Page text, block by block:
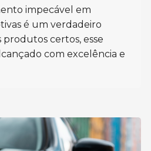
impecável em
é um verdadeiro
produtos certos, esse
com excelência e